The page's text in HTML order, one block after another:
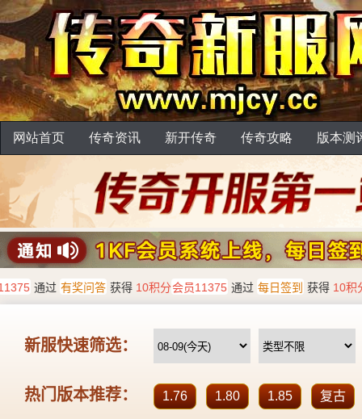
网站首页 传奇资讯 新开传奇 传奇攻略 版本测